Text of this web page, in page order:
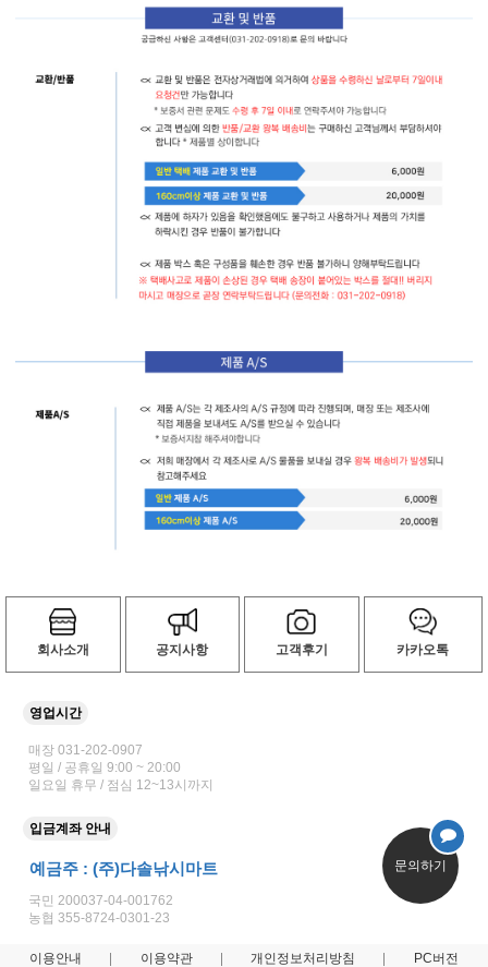
회사소개 공지사항 고객후기 카카오톡
영업시간
매장 031-202-0907
평일 / 공휴일 9:00 ~ 20:00
일요일 휴무 / 점심 12~13시까지
입금계좌 안내
예금주 : (주)다솔낚시마트
국민 200037-04-001762
농협 355-8724-0301-23
문의하기
이용안내 이용약관 개인정보처리방침 PC버전